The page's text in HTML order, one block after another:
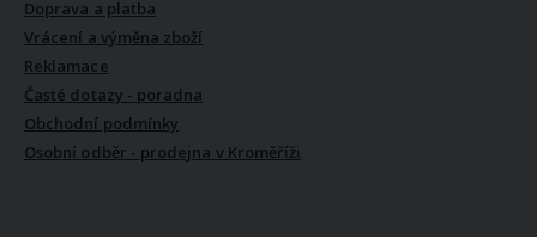
Doprava a platba
Vrácení a výměna zboží
Reklamace
Časté dotazy - poradna
Obchodní podmínky
Osobní odběr - prodejna v Kroměříži